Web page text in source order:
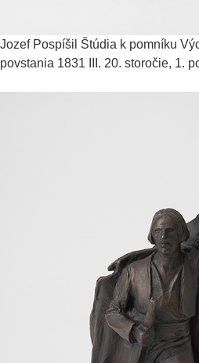
Jozef Pospíšil Štúdia k pomníku
povstania 1831 III. 20. storočie, 1.